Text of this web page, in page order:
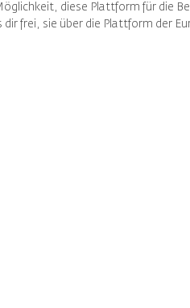
diese Plattform für die
frei, sie über die Plattform der